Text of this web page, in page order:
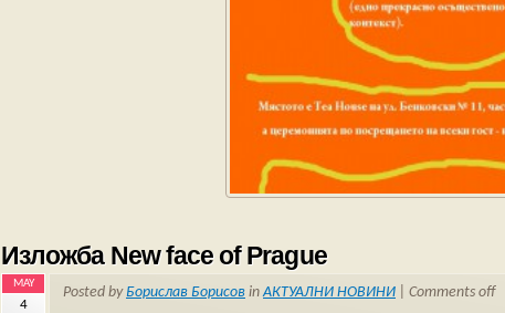
Изложба New face of Prague
MAY
4
Posted byБорислав Борисов inАКТУАЛНИ НОВИНИ Comments off